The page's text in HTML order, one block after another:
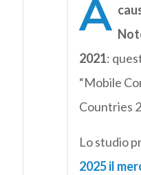
A
2021:
“Mobile
Countries
Lo studio
2025 il